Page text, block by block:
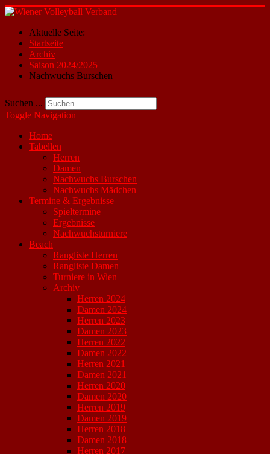
Aktuelle Seite:
Startseite
Archiv
Saison 2024/2025
Nachwuchs Burschen
Suchen ...
Toggle Navigation
Home
Tabellen
Herren
Damen
Nachwuchs Burschen
Nachwuchs Mädchen
Termine & Ergebnisse
Spieltermine
Ergebnisse
Nachwuchsturniere
Beach
Rangliste Herren
Rangliste Damen
Turniere in Wien
Archiv
Herren 2024
Damen 2024
Herren 2023
Damen 2023
Herren 2022
Damen 2022
Herren 2021
Damen 2021
Herren 2020
Damen 2020
Herren 2019
Damen 2019
Herren 2018
Damen 2018
Herren 2017